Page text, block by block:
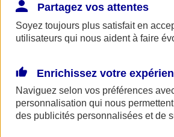
Partagez vos attentes
Soyez toujours plus satisfait en
utilisateurs qui nous aident à faire
Enrichissez votre
Naviguez selon vos préférences
personnalisation qui nous
des publicités personnalisées et de